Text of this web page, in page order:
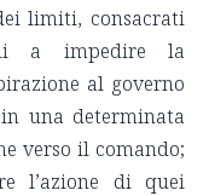
limiti, consacrati
a impedire la
al governo
una determinata
verso il comando;
l’azione di quei